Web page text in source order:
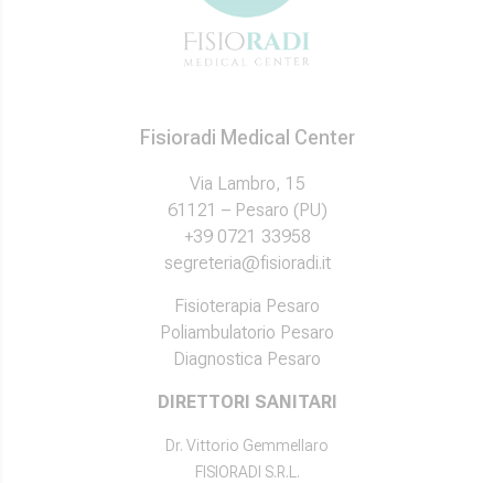
Fisioradi Medical Center
Via Lambro, 15
61121 – Pesaro (PU)
+39 0721 33958
segreteria@fisioradi.it
Fisioterapia Pesaro
Poliambulatorio Pesaro
Diagnostica Pesaro
DIRETTORI SANITARI
Dr. Vittorio Gemmellaro
FISIORADI S.R.L.